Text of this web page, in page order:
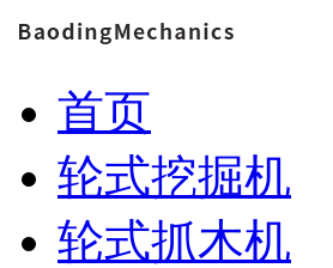
首页
轮式挖掘机
轮式抓木机